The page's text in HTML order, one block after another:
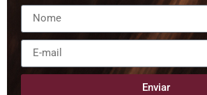
Enviar